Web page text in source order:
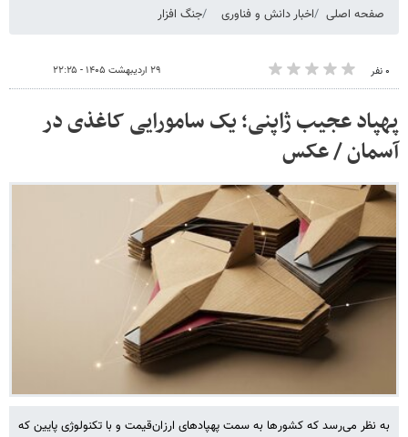
صفحه اصلی اخبار دانش و فناوری جنگ افزار
۰ نفر ۲۹ اردیبهشت ۱۴۰۵ - ۲۲:۲۵
پهپاد عجیب ژاپنی؛ یک سامورایی کاغذی در
آسمان / عکس
به نظر می‌رسد که کشورها به سمت پهپادهای ارزان‌قیمت و با تکنولوژی پایین که